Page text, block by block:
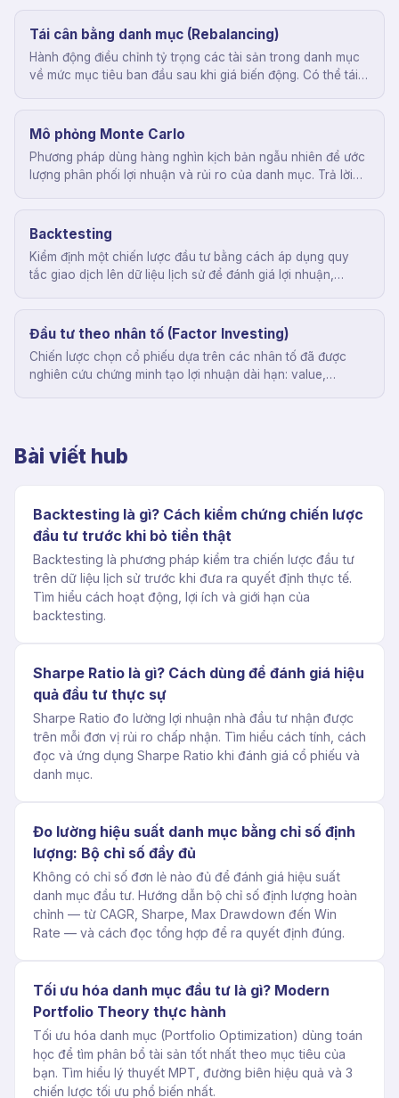
Tái cân bằng danh mục (Rebalancing)
Hành động điều chỉnh tỷ trọng các tài sản trong danh mục
về mức mục tiêu ban đầu sau khi giá biến động. Có thể tái
Mô phỏng Monte Carlo
Phương pháp dùng hàng nghìn kịch bản ngẫu nhiên để ước
lượng phân phối lợi nhuận và rủi ro của danh mục. Trả lời
Backtesting
Kiểm định một chiến lược đầu tư bằng cách áp dụng quy
tắc giao dịch lên dữ liệu lịch sử để đánh giá lợi nhuận,
Đầu tư theo nhân tố (Factor Investing)
Chiến lược chọn cổ phiếu dựa trên các nhân tố đã được
nghiên cứu chứng minh tạo lợi nhuận dài hạn: value,
Bài viết hub
Backtesting là gì? Cách kiểm chứng chiến lược
đầu tư trước khi bỏ tiền thật
Backtesting là phương pháp kiểm tra chiến lược đầu tư
trên dữ liệu lịch sử trước khi đưa ra quyết định thực tế.
Tìm hiểu cách hoạt động, lợi ích và giới hạn của
backtesting.
Sharpe Ratio là gì? Cách dùng để đánh giá hiệu
quả đầu tư thực sự
Sharpe Ratio đo lường lợi nhuận nhà đầu tư nhận được
trên mỗi đơn vị rủi ro chấp nhận. Tìm hiểu cách tính, cách
đọc và ứng dụng Sharpe Ratio khi đánh giá cổ phiếu và
danh mục.
Đo lường hiệu suất danh mục bằng chỉ số định
lượng: Bộ chỉ số đầy đủ
Không có chỉ số đơn lẻ nào đủ để đánh giá hiệu suất
danh mục đầu tư. Hướng dẫn bộ chỉ số định lượng hoàn
chỉnh — từ CAGR, Sharpe, Max Drawdown đến Win
Rate — và cách đọc tổng hợp để ra quyết định đúng.
Tối ưu hóa danh mục đầu tư là gì? Modern
Portfolio Theory thực hành
Tối ưu hóa danh mục (Portfolio Optimization) dùng toán
học để tìm phân bổ tài sản tốt nhất theo mục tiêu của
bạn. Tìm hiểu lý thuyết MPT, đường biên hiệu quả và 3
chiến lược tối ưu phổ biến nhất.